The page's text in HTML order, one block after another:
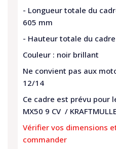
- Longueur totale du
605 mm
- Hauteur totale du
Couleur : noir brillant
Ne convient pas aux
12/14
Ce cadre est prévu pour
MX50 9 CV /
Vérifier vos dimensions
commander